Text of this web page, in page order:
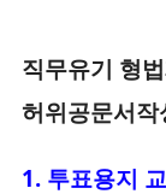
직무유기 형
허위공문서
1. 투표용지